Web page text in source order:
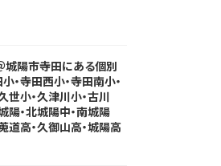
陽市寺田にある個別
寺田西小・寺田南小・
世小・久津川小・古川
陽・北城陽中・南城陽
道高・久御山高・城陽高